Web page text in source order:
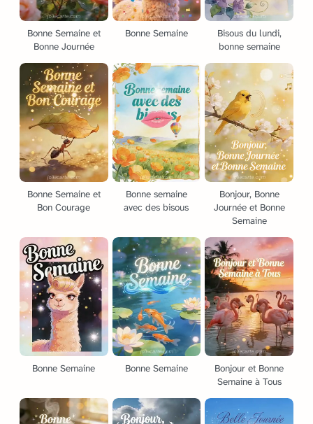
Bonne Semaine et
Bonne Journée
Bonne Semaine
Bisous du lundi,
bonne semaine
Bonne Semaine et
Bon Courage
Bonne semaine
avec des bisous
Bonjour, Bonne
Journée et Bonne
Semaine
Bonne Semaine Bonne Semaine
Bonjour et Bonne
Semaine à Tous